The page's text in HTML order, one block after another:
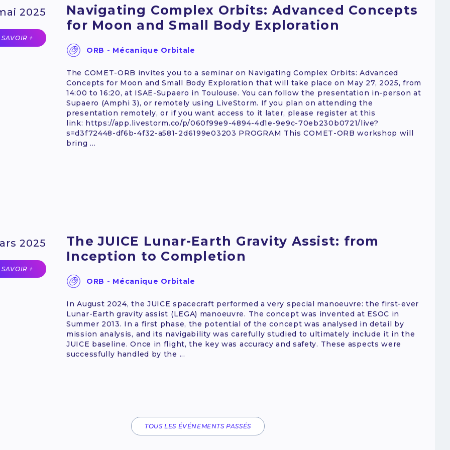
2025
SAVOIR +
Navigating Complex Orbits: Advanced Concepts
for Moon and Small Body Exploration
ORB - Mécanique Orbitale
The COMET-ORB invites you to a seminar on Navigating Complex Orbits: Advanced
Concepts for Moon and Small Body Exploration that will take place on May 27, 2025, from
14:00 to 16:20, at ISAE-Supaero in Toulouse. You can follow the presentation in-person at
Supaero (Amphi 3), or remotely using LiveStorm. If you plan on attending the
presentation remotely, or if you want access to it later, please register at this
link: https://app.livestorm.co/p/060f99e9-4894-4d1e-9e9c-70eb230b0721/live?
s=d3f72448-df6b-4f32-a581-2d6199e03203 PROGRAM This COMET-ORB workshop will
bring ...
2025
SAVOIR +
The JUICE Lunar-Earth Gravity Assist: from
Inception to Completion
ORB - Mécanique Orbitale
In August 2024, the JUICE spacecraft performed a very special manoeuvre: the first-ever
Lunar-Earth gravity assist (LEGA) manoeuvre. The concept was invented at ESOC in
Summer 2013. In a first phase, the potential of the concept was analysed in detail by
mission analysis, and its navigability was carefully studied to ultimately include it in the
JUICE baseline. Once in flight, the key was accuracy and safety. These aspects were
successfully handled by the ...
TOUS LES ÉVÉNEMENTS PASSÉS